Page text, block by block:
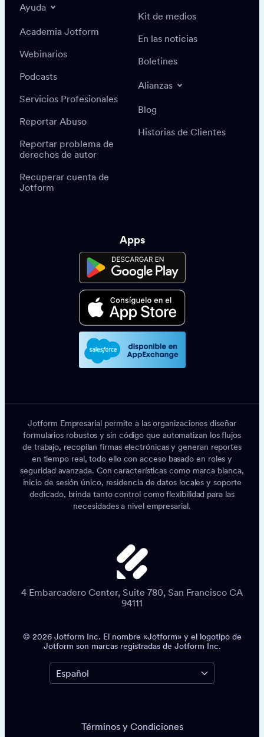
Ayuda
Academia Jotform
Webinarios
Podcasts
Servicios Profesionales
Reportar Abuso
Reportar problema de
derechos de autor
Recuperar cuenta de
Jotform
Kit de medios
En las noticias
Boletines
Alianzas
Blog
Historias de Clientes
Apps
Jotform Empresarial permite a las organizaciones diseñar
formularios robustos y sin código que automatizan los flujos
de trabajo, recopilan firmas electrónicas y generan reportes
en tiempo real, todo ello con acceso basado en roles y
seguridad avanzada. Con características como marca blanca,
inicio de sesión único, residencia de datos locales y soporte
dedicado, brinda tanto control como flexibilidad para las
necesidades a nivel empresarial.
4 Embarcadero Center, Suite 780, San Francisco CA
94111
© 2026 Jotform Inc. El nombre «Jotform» y el logotipo de
Jotform son marcas registradas de Jotform Inc.
Términos y Condiciones